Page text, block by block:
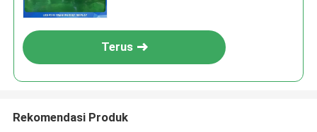
Terus
Rekomendasi Produk